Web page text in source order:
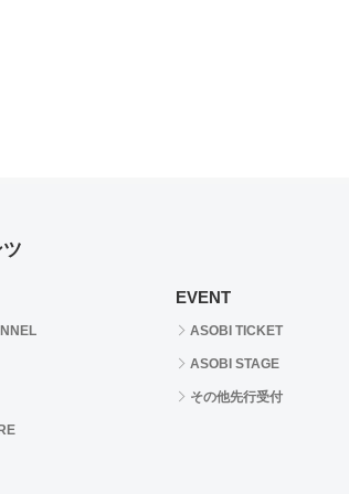
EVENT
ASOBI TICKET
ASOBI STAGE
その他先行受付